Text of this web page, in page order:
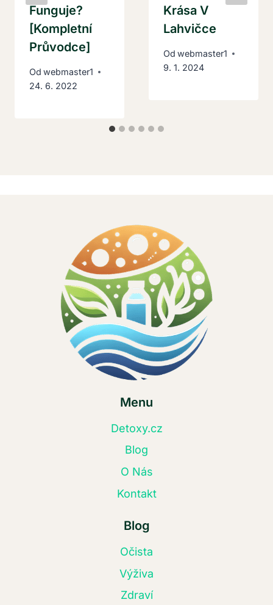
Funguje?
[Kompletní
Průvodce]
Od webmaster1
24. 6. 2022
Krása V
Lahvičce
Od webmaster1
9. 1. 2024
Menu
Detoxy.cz
Blog
O Nás
Kontakt
Blog
Očista
Výživa
Zdraví